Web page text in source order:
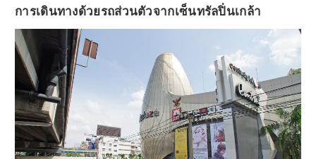
การเดินทางด้วยรถส่วนตัวจากเซ็นทรัลปิ่นเกล้า